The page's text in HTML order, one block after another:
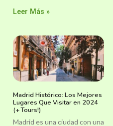
Leer Más »
Madrid Histórico: Los Mejores
Lugares Que Visitar en 2024
(+ Tours!)
Madrid es una ciudad con una